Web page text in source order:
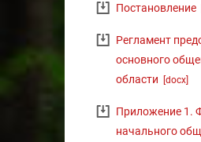
Постановление
Регламент
основного
области
[docx]
Приложение 1.
начального